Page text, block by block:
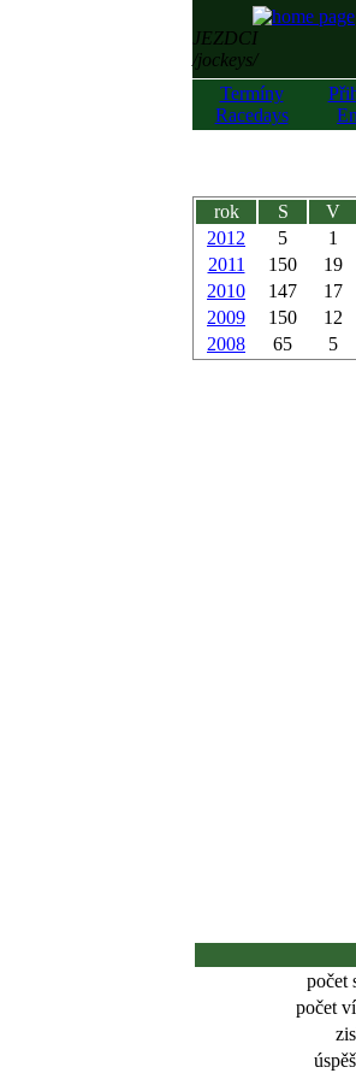
JEZDCI
/jockeys/
Termíny
Racedays
rok S
V
2012
5
1
2011
150
19
2010
147
17
2009
150
12
2008
65 5
počet
počet